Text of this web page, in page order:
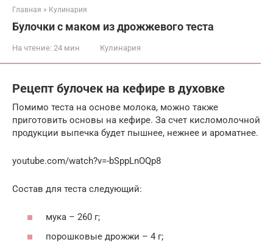
Главная » Кулинария
Булочки с маком из дрожжевого теста
На чтение: 24 мин Кулинария
Рецепт булочек на кефире в духовке
Помимо теста на основе молока, можно также
приготовить основы на кефире. За счет кисломолочной
продукции выпечка будет пышнее, нежнее и ароматнее.
youtube.com/watch?v=-bSppLnOQp8
Состав для теста следующий:
мука – 260 г;
порошковые дрожжи – 4 г;